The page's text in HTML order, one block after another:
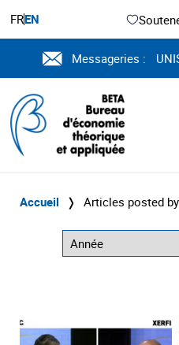
FREN
Messageries :
Accueil ❭ Articles posted